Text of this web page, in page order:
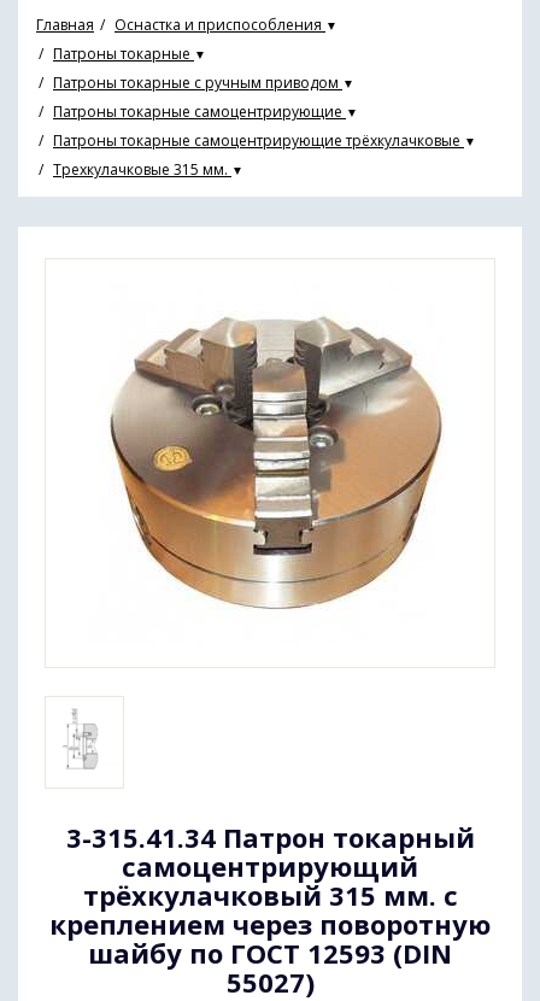
Главная Оснастка и приспособления ▼
Патроны токарные ▼
Патроны токарные с ручным приводом ▼
Патроны токарные самоцентрирующие ▼
Патроны токарные самоцентрирующие трёхкулачковые ▼
Трехкулачковые 315 мм. ▼
3-315.41.34 Патрон токарный
самоцентрирующий
трёхкулачковый 315 мм. с
креплением через поворотную
шайбу по ГОСТ 12593 (DIN
55027)